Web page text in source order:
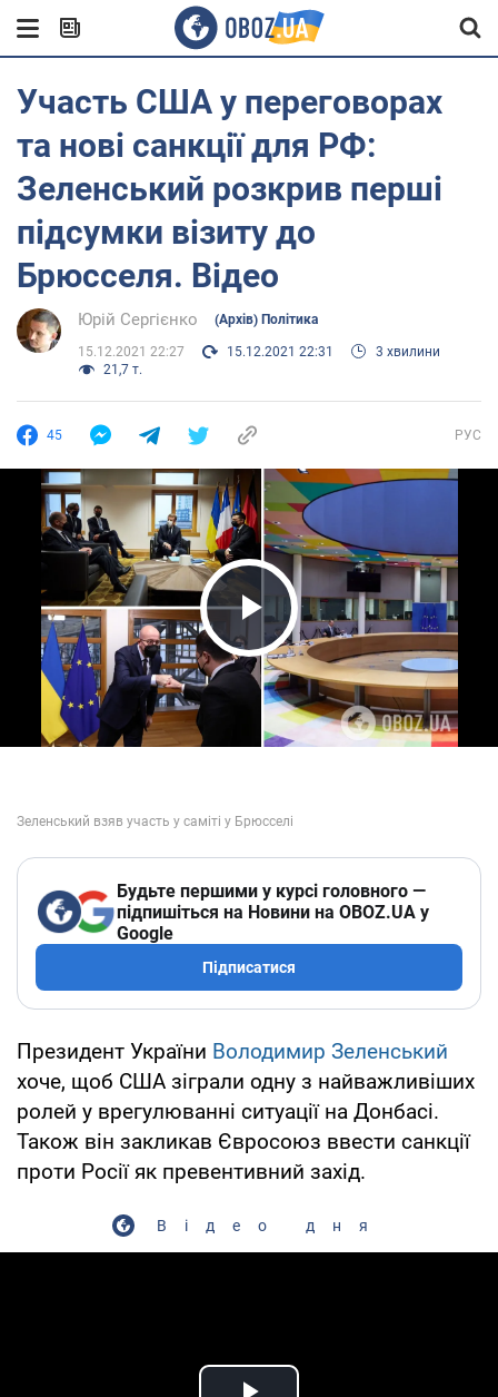
Участь США у переговорах
та нові санкції для РФ:
Зеленський розкрив перші
підсумки візиту до
Брюсселя. Відео
Юрій Сергієнко (Архів) Політика
15.12.2021 22:27 15.12.2021 22:31
3 хвилини
21,7 т.
45 РУС
Play Video
Будьте першими у курсі головного —
підпишіться на Новини на OBOZ.UA у
Google
Підписатися
Президент України Володимир Зеленський
хоче, щоб США зіграли одну з найважливіших
ролей у врегулюванні ситуації на Донбасі.
Також він закликав Євросоюз ввести санкції
проти Росії як превентивний захід.
Відео дня